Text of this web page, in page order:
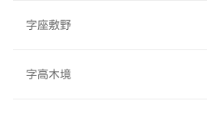
字座敷野
字高木境